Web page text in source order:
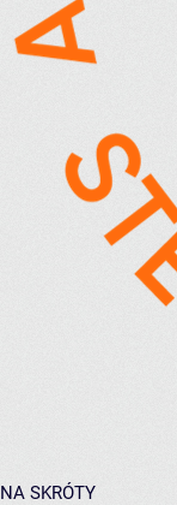
NA SKRÓTY